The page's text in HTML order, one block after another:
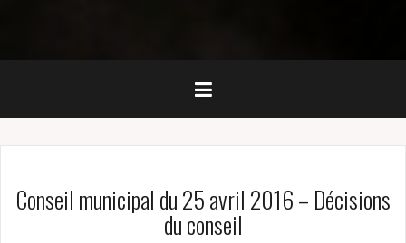
Conseil municipal du 25 avril 2016 – Décisions
du conseil